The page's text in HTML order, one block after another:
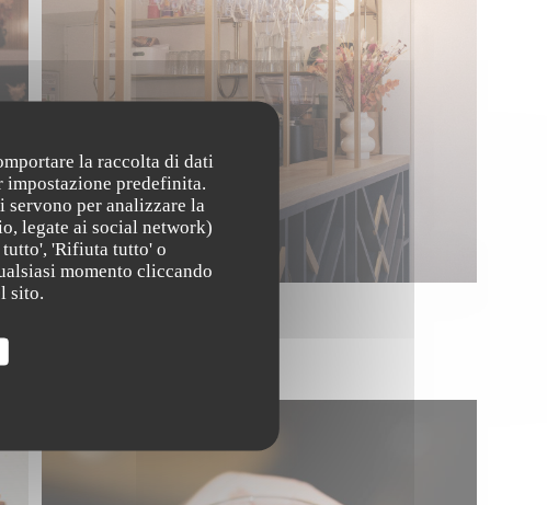
la raccolta di dati
predefinita.
per analizzare la
legate ai social network)
'Rifiuta tutto' o
momento cliccando
sito.